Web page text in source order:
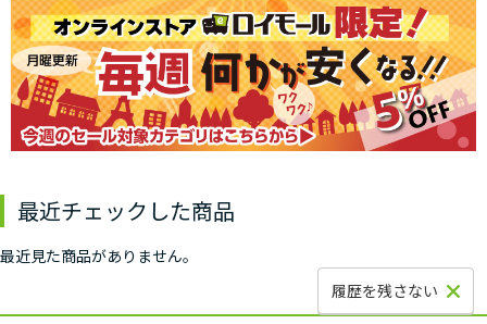
最近チェックした商品
最近見た商品がありません。
履歴を残さない